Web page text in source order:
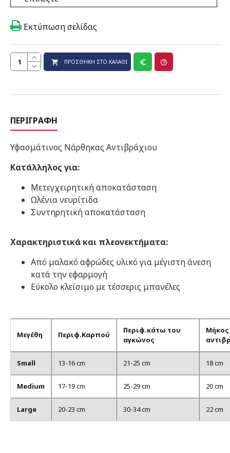
ΠΡΟΣΘΉΚΗ ΣΤΟ ΚΑΛΆΘΙ
Εκτύπωση σελίδας
ΠΕΡΙΓΡΑΦΉ
Υφασμάτινος Νάρθηκας Αντιβράχιου
Κατάλληλος για:
Μετεγχειρητική αποκατάσταση
Ωλένια νευρίτιδα
Συντηρητική αποκατάσταση
Χαρακτηριστικά και πλεονεκτήματα:
Από μαλακό αφρώδες υλικό για μέγιστη άνεση
κατά την εφαρμογή
Εύκολο κλείσιμο με τέσσερις μπανέλες
Μεγέθη Περιφ.Καρπού
Περιφ.κάτω του
αγκώνος
Μήκος
Small 13-16 cm 21-25 cm 18 cm
Medium 17-19 cm 25-29 cm 20 cm
Large 20-23 cm 30-34 cm 22 cm